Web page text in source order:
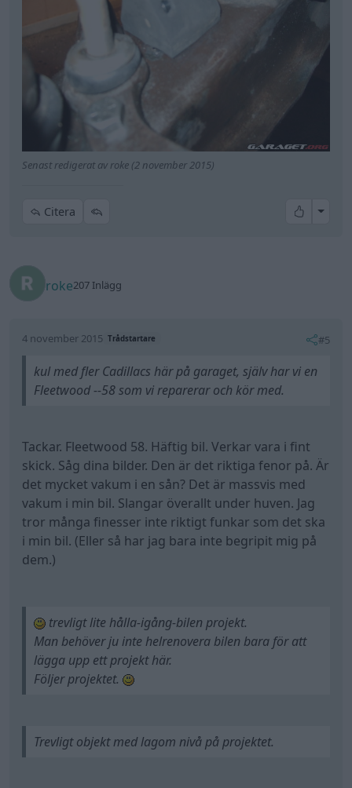
Senast redigerat av roke (2 november 2015)
Citera All
roke207 Inlägg
4 november 2015 Trådstartare #5
kul med fler Cadillacs här på garaget, själv har vi en
Fleetwood --58 som vi reparerar och kör med.
Tackar. Fleetwood 58. Häftig bil. Verkar vara i fint
skick. Såg dina bilder. Den är det riktiga fenor på. Är
det mycket vakum i en sån? Det är massvis med
vakum i min bil. Slangar överallt under huven. Jag
tror många finesser inte riktigt funkar som det ska
i min bil. (Eller så har jag bara inte begripit mig på
dem.)
trevligt lite hålla-igång-bilen projekt.
Man behöver ju inte helrenovera bilen bara för att
lägga upp ett projekt här.
Följer projektet.
Trevligt objekt med lagom nivå på projektet.